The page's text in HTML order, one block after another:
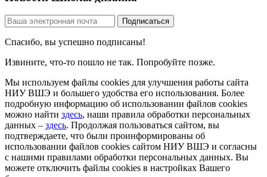
Спасибо, вы успешно подписаны!
Извините, что-то пошло не так. Попробуйте позже.
Мы используем файлы cookies для улучшения работы сайта
НИУ ВШЭ и большего удобства его использования. Более
подробную информацию об использовании файлов cookies
можно найти здесь, наши правила обработки персональных
данных – здесь. Продолжая пользоваться сайтом, вы
подтверждаете, что были проинформированы об
использовании файлов cookies сайтом НИУ ВШЭ и согласны
с нашими правилами обработки персональных данных. Вы
можете отключить файлы cookies в настройках Вашего